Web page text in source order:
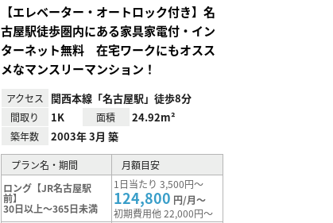
【エレベーター・オートロック付き】名
古屋駅徒歩圏内にある家具家電付・イン
ターネット無料 在宅ワークにもオスス
メなマンスリーマンション！
アクセス 関西本線「名古屋駅」徒歩8分
間取り 1K 面積 24.92m²
築年数 2003年 3月 築
プラン名・期間
月額目安
ロング【JR名古屋駅
前】
30日以上～365日未満
1日当たり 3,500円～
124,800 円/月～
初期費用他 22,000円～